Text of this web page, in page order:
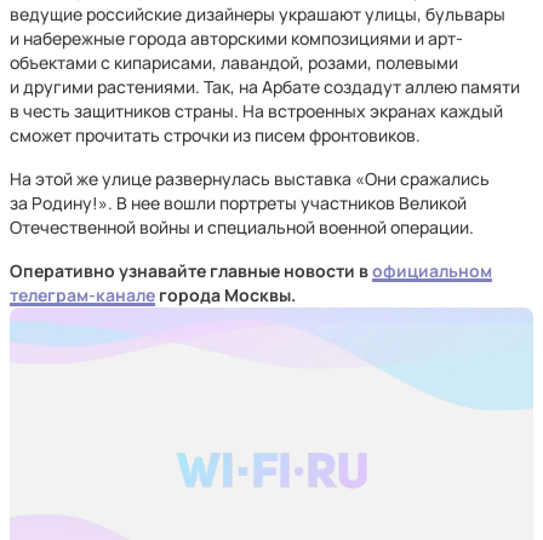
ведущие российские дизайнеры украшают улицы, бульвары
и набережные города авторскими композициями и арт-
объектами с кипарисами, лавандой, розами, полевыми
и другими растениями. Так, на Арбате создадут аллею памяти
в честь защитников страны. На встроенных экранах каждый
сможет прочитать строчки из писем фронтовиков.
На этой же улице развернулась выставка «Они сражались
за Родину!». В нее вошли портреты участников Великой
Отечественной войны и специальной военной операции.
Оперативно узнавайте главные новости вофициальном
телеграм-канале города Москвы.